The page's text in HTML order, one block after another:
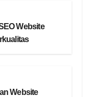
Website
Website